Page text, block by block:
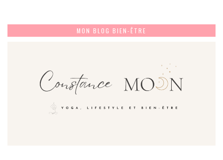
MON BLOG BIEN-ÊTRE